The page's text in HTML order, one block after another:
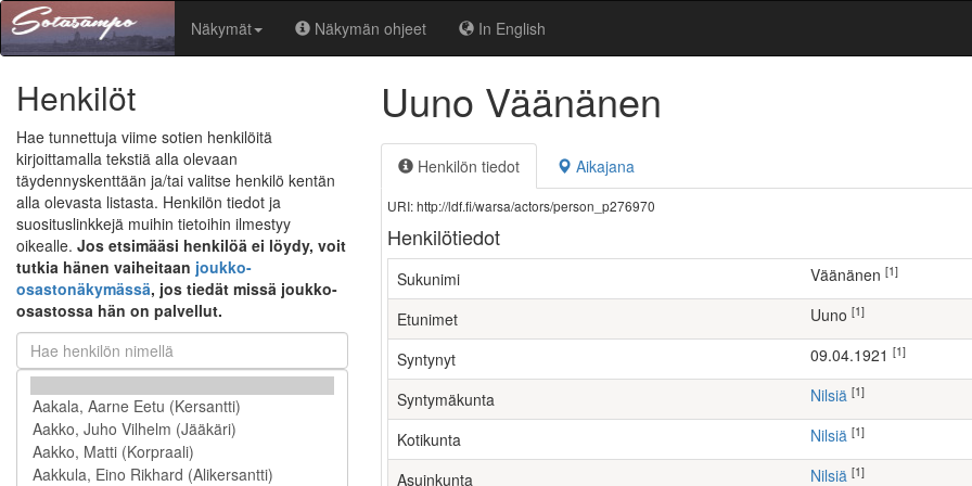
Näkymät Näkymän ohjeet In English
Henkilöt
Hae tunnettuja viime sotien henkilöitä
kirjoittamalla tekstiä alla olevaan
täydennyskenttään ja/tai valitse henkilö kentän
alla olevasta listasta. Henkilön tiedot ja
suosituslinkkejä muihin tietoihin ilmestyy
oikealle. Jos etsimääsi henkilöä ei löydy, voit
tutkia hänen vaiheitaan joukko-
osastonäkymässä, jos tiedät missä joukko-
osastossa hän on palvellut.
Uuno Väänänen
Henkilön tiedot Aikajana
URI: http://ldf.fi/warsa/actors/person_p276970
Henkilötiedot
Sukunimi Väänänen [1]
Etunimet Uuno [1]
Syntynyt 09.04.1921 [1]
Syntymäkunta Nilsiä [1]
Kotikunta Nilsiä [1]
Asuinkunta Nilsiä [1]